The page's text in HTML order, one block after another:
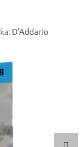
D'Addario